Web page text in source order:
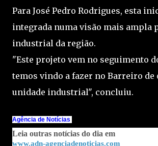
Para José Pedro Rodrigues, esta
integrada numa visão mais ampla
industrial da região.
"Este projeto vem no seguimento
temos vindo a fazer no Barreiro de
unidade industrial", concluiu.
Agência de Notícias
Leia outras notícias do dia em
www.adn-agenciadenoticias.com